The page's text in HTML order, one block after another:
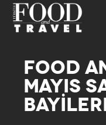
FOOD
MAYIS